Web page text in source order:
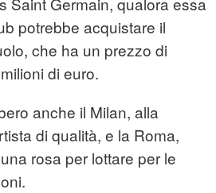
potrebbe acquistare il
che ha un prezzo di
di euro.
anche il Milan, alla
di qualità, e la Roma,
rosa per lottare per le